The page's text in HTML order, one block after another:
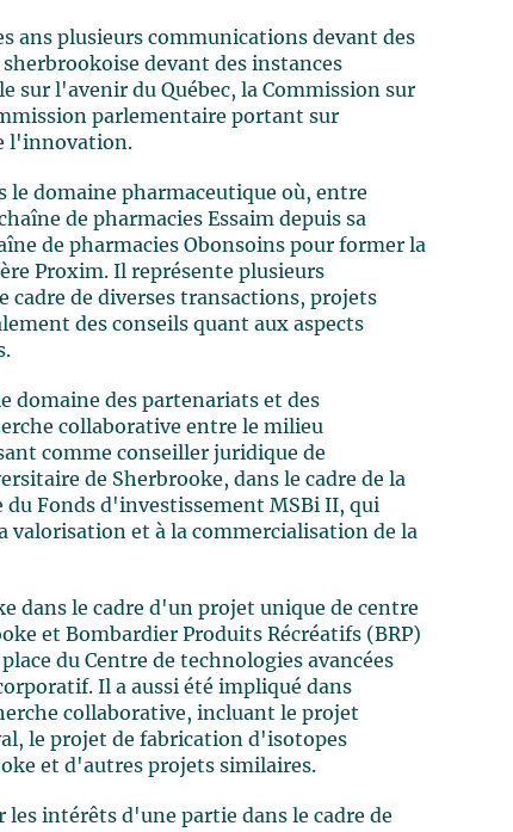
ans plusieurs communications devant des
devant des instances
sur l'avenir du Québec, la Commission sur
parlementaire portant sur
l'innovation.
le domaine pharmaceutique où, entre
de pharmacies Essaim depuis sa
de pharmacies Obonsoins pour former la
Proxim. Il représente plusieurs
cadre de diverses transactions, projets
des conseils quant aux aspects
domaine des partenariats et des
collaborative entre le milieu
comme conseiller juridique de
de Sherbrooke, dans le cadre de la
Fonds d'investissement MSBi II, qui
valorisation et à la commercialisation de la
dans le cadre d'un projet unique de centre
et Bombardier Produits Récréatifs (BRP)
du Centre de technologies avancées
Il a aussi été impliqué dans
collaborative, incluant le projet
le projet de fabrication d'isotopes
et d'autres projets similaires.
intérêts d'une partie dans le cadre de